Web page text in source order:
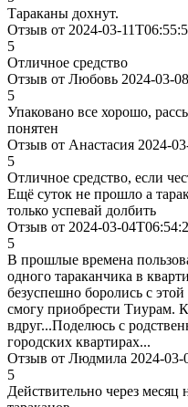
Тараканы дохнут.
Отзыв от 2024-03-
5
Отличное средство
Отзыв от Любовь 2024-03-
5
Упаковано все хорошо,
понятен
Отзыв от Анастасия 2024-
5
Отличное средство, если
Ещё суток не прошло а
только успевай долбить
Отзыв от 2024-03-
5
В прошлые времена
одного тараканчика в
безуспешно боролись с
смогу приобрести Тиурам.
вдруг...Поделюсь с
городских квартирах...
Отзыв от Людмила 2024-03-
5
Действительно через месяц